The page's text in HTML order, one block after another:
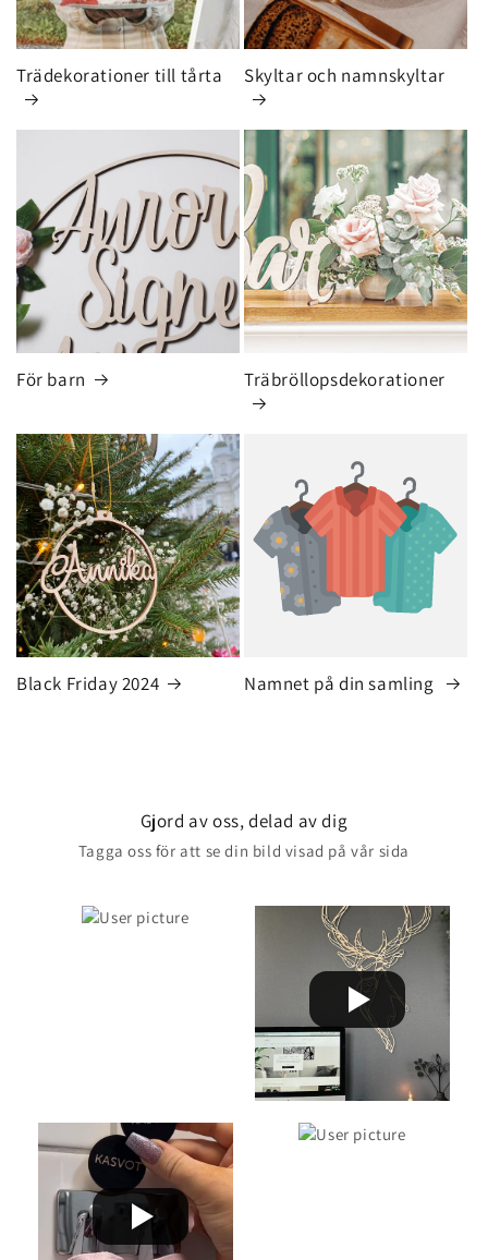
Trädekorationer till tårta Skyltar och namnskyltar
För barn Träbröllopsdekorationer
Black Friday 2024 Namnet på din samling
Gjord av oss, delad av dig
Tagga oss för att se din bild visad på vår sida